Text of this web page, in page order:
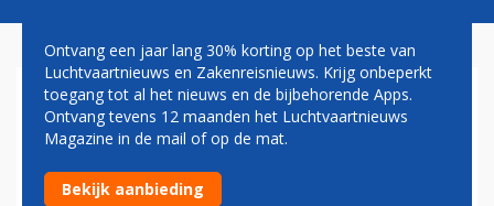
EINDHOVEN AIRPORT START
SAMENWERKING MET TU
EINDHOVEN
Ontvang een jaar lang 30% korting op het beste van
Luchtvaartnieuws en Zakenreisnieuws. Krijg onbeperkt
toegang tot al het nieuws en de bijbehorende Apps.
Ontvang tevens 12 maanden het Luchtvaartnieuws
Magazine in de mail of op de mat.
Bekijk aanbieding